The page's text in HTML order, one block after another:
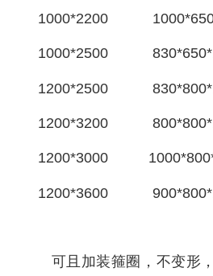
1000*2200
1000*2500
1200*2500
1200*3200
1200*3000
1200*3600
可且加装箍圈，不变形